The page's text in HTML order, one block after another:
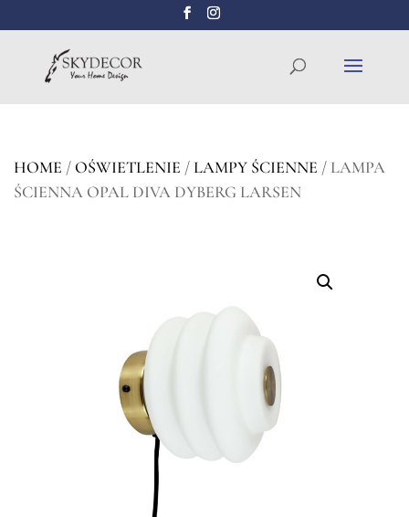
HOME /OŚWIETLENIE /LAMPY ŚCIENNE / LAMPA
ŚCIENNA OPAL DIVA DYBERG LARSEN